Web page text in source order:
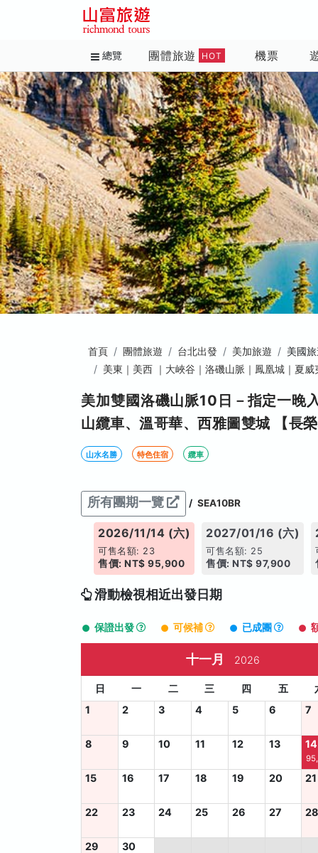
總覽 團體旅遊 HOT 機票
首頁 團體旅遊 台北出發 美加旅遊
美國
美東｜美西 ｜大峽谷｜洛磯山脈｜鳳凰城｜夏威
美加雙國洛磯山脈10日－指定一晚
山纜車、溫哥華、西雅圖雙城 【長
山水名勝 特色住宿 纜車
所有團期一覽 / SEA10BR
2026/11/14 (六)
可售名額: 23
售價: NT$ 95,900
2027/01/16 (六)
可售名額: 25
售價: NT$ 97,900
滑動檢視相近出發日期
保證出發 可候補 已成團
十一月 2026
日 一 二 三 四 五
1
2 3 4 5 6 7
8 9 10 11 12 13 14
15 16 17 18 19 20 21
22 23 24 25 26 27
29 30